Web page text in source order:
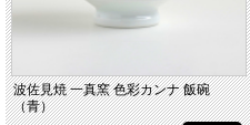
波佐見焼 一真窯 色彩カンナ 飯碗
（青）